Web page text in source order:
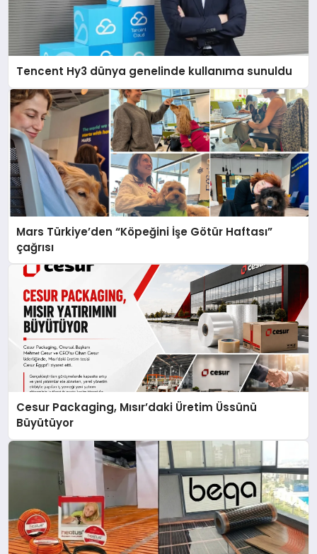
Tencent Hy3 dünya genelinde kullanıma sunuldu
Mars Türkiye’den “Köpeğini İşe Götür Haftası”
çağrısı
Cesur Packaging, Mısır’daki Üretim Üssünü
Büyütüyor